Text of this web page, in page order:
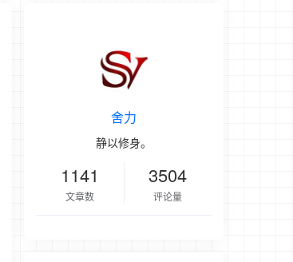
舍力
静以修身。
1141
文章数
3504
评论量